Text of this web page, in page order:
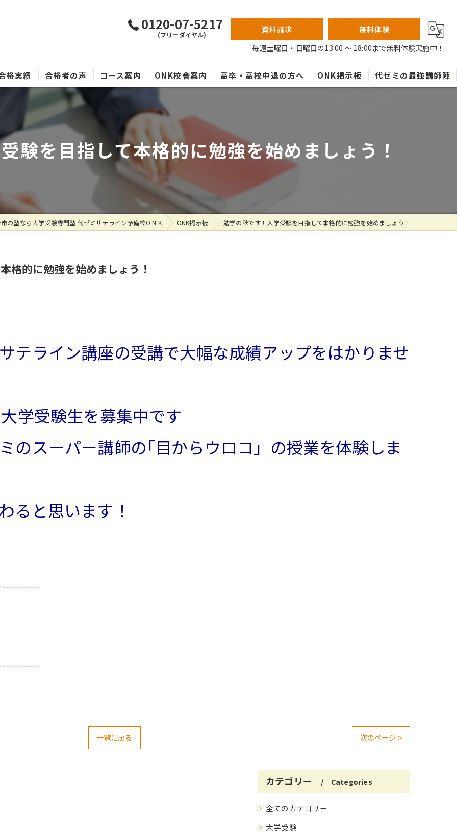
0120-07-5217
(フリーダイヤル)
資料請求
無料体験
毎週土曜日・日曜日の13:00 ～ 18:00まで無料体験実施中！
格実績 合格者の声 コース案内 ONK校舎案内 高卒・高校中退の方へ ONK掲示板 代ゼミの最強講師陣
験を目指して本格的に勉強を始めましょう！
の塾なら大学受験専門塾 代ゼミサテライン予備校O.N.K ONK掲示板 勉学の秋です！大学受験を目指して本格的に勉強を始めましょう！
格的に勉強を始めましょう！
ライン講座の受講で大幅な成績アップをはかりませ
学受験生を募集中です
スーパー講師の｢目からウロコ」の授業を体験しま
ると思います！
一覧に戻る 次のページ >
カテゴリー Categories
全てのカテゴリー
大学受験